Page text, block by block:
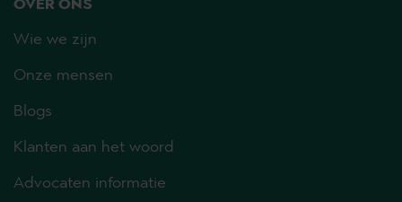
OVER ONS
Wie we zijn
Onze mensen
Blogs
Klanten aan het woord
Advocaten informatie